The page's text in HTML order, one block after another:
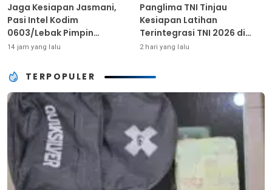
Jaga Kesiapan Jasmani,
Pasi Intel Kodim
0603/Lebak Pimpin
Pembinaan Fisik Rutin
14 jam yang lalu
Panglima TNI Tinjau
Kesiapan Latihan
Terintegrasi TNI 2026 di
Dabo Singkep
2 hari yang lalu
TERPOPULER